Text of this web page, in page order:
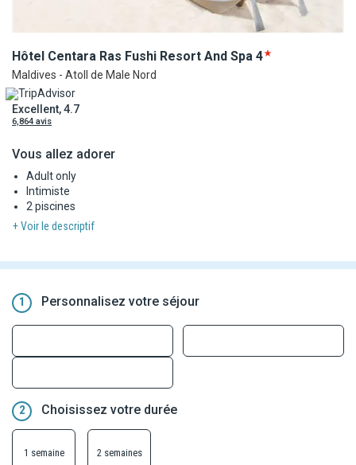
Hôtel Centara Ras Fushi Resort And Spa 4
Maldives - Atoll de Male Nord
Excellent, 4.7
6,864 avis
Vous allez adorer
Adult only
Intimiste
2 piscines
+ Voir le descriptif
1 Personnalisez votre séjour
2 Choisissez votre durée
1 semaine 2 semaines